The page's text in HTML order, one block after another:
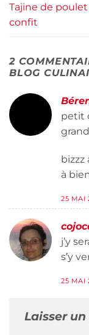
Tajine de
confit
2
BLOG
petit
bizzz
à
25 MAI
j’y
s’y
25 MAI
Laisser